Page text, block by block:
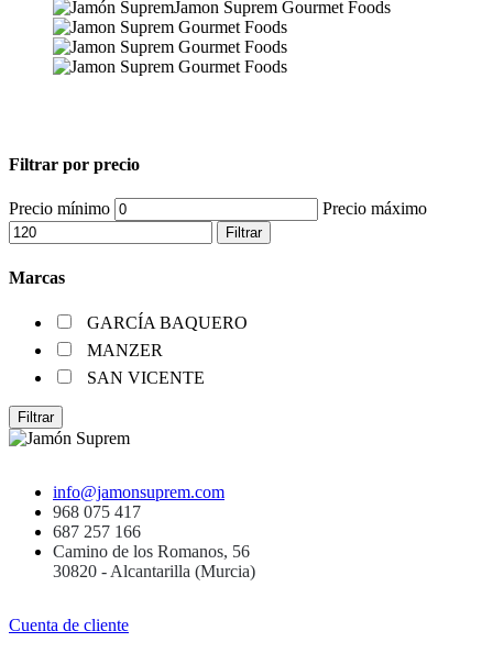
Filtrar por precio
Precio mínimo Precio máximo
Filtrar
Marcas
GARCÍA BAQUERO
MANZER
SAN VICENTE
Filtrar
info@jamonsuprem.com
968 075 417
687 257 166
Camino de los Romanos, 56
30820 - Alcantarilla (Murcia)
Cuenta de cliente